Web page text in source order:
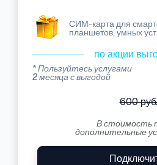
СИМ-карта для
планшетов, умных
по акции
* Пользуйтесь услугами
2 месяца с выгодой
600
В стоимость
дополнительные